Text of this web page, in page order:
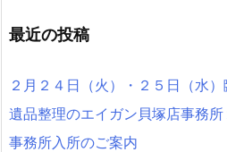
最近の投稿
２月２４日（火）・２５日（水
遺品整理のエイガン貝塚店事務
事務所入所のご案内